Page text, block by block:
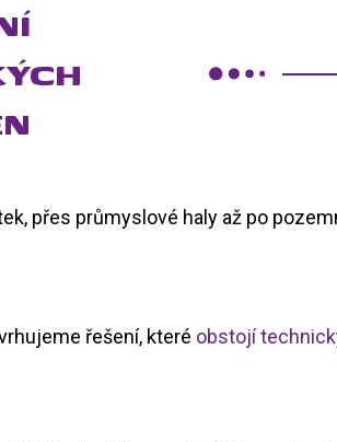
přes průmyslové haly až po
řešení, které obstojí